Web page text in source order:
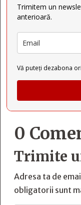
Trimitem un
anterioară.
Vă puteți dezabona
0
Trimite
Adresa ta de
obligatorii sunt